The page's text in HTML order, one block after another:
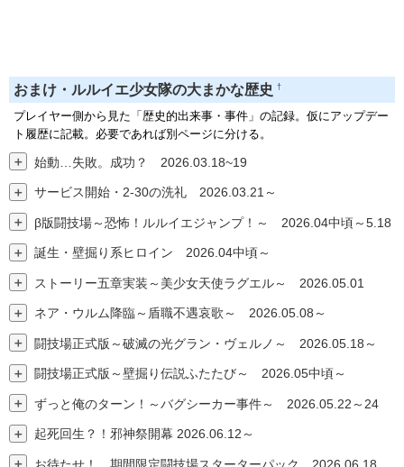
おまけ・ルルイエ少女隊の大まかな歴史 †
プレイヤー側から見た「歴史的出来事・事件」の記録。仮にアップデー
ト履歴に記載。必要であれば別ページに分ける。
＋ 始動…失敗。成功？ 2026.03.18~19
＋ サービス開始・2-30の洗礼 2026.03.21～
＋ β版闘技場～恐怖！ルルイエジャンプ！～ 2026.04中頃～5.18
＋ 誕生・壁掘り系ヒロイン 2026.04中頃～
＋ ストーリー五章実装～美少女天使ラグエル～ 2026.05.01
＋ ネア・ウルム降臨～盾職不遇哀歌～ 2026.05.08～
＋ 闘技場正式版～破滅の光グラン・ヴェルノ～ 2026.05.18～
＋ 闘技場正式版～壁掘り伝説ふたたび～ 2026.05中頃～
＋ ずっと俺のターン！～バグシーカー事件～ 2026.05.22～24
＋ 起死回生？！邪神祭開幕 2026.06.12～
＋ お待たせ！ 期間限定闘技場スターターパック 2026.06.18